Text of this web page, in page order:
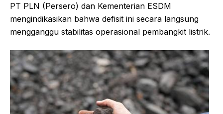
PT PLN (Persero) dan Kementerian ESDM
mengindikasikan bahwa defisit ini secara langsung
mengganggu stabilitas operasional pembangkit listrik.